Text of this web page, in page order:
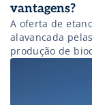
vantagens?
A oferta de
alavancada
produção de
nessa fonte de